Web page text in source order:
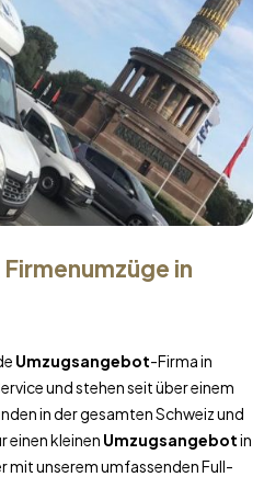
in
Umzugsangebot-Firma in
und stehen seit über einem
in der gesamten Schweiz und
einen kleinen Umzugsangebotin
mit unserem umfassenden Full-